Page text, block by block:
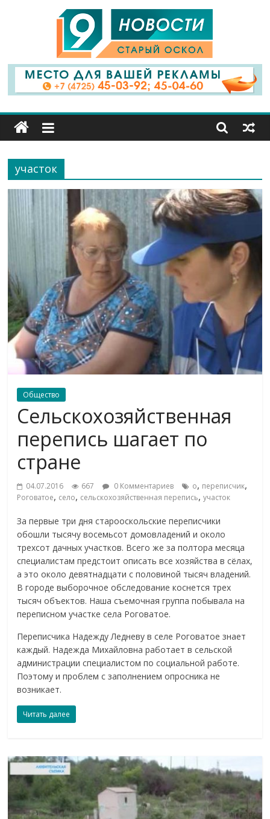
9
Канал
Старый
Оскол
участок
Общество
Сельскохозяйственная
перепись шагает по
стране
04.07.2016 667 0 Комментариев о, переписчик,
Роговатое, село, сельскохозяйственная перепись,участок
За первые три дня старооскольские переписчики
обошли тысячу восемьсот домовладений и около
трехсот дачных участков. Всего же за полтора месяца
специалистам предстоит описать все хозяйства в сёлах,
а это около девятнадцати с половиной тысяч владений.
В городе выборочное обследование коснется трех
тысяч объектов. Наша съемочная группа побывала на
переписном участке села Роговатое.
Переписчика Надежду Ледневу в селе Роговатое знает
каждый. Надежда Михайловна работает в сельской
администрации специалистом по социальной работе.
Поэтому и проблем с заполнением опросника не
возникает.
Читать далее